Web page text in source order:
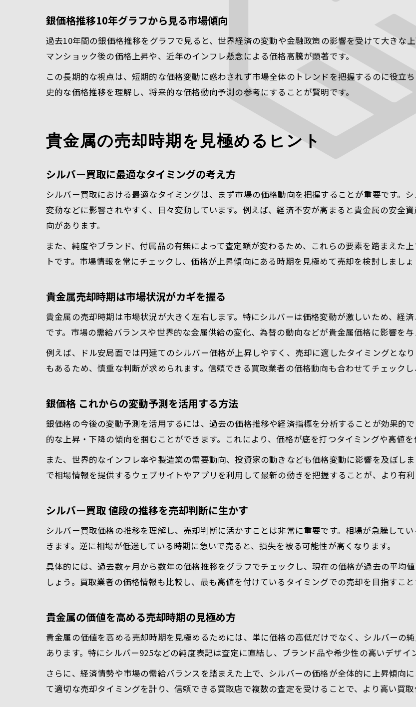
複数店舗のシルバー買取値段を比較す
相場の変動に負けない売却準備のコツ
銀価格推移10年グラフから見る市場傾向
過去10年間の銀価格推移をグラフで見ると、世界経済の変動や金融政策の影響を受けて大きな
マンショック後の価格上昇や、近年のインフレ懸念による価格高騰が顕著です。
この長期的な視点は、短期的な価格変動に惑わされず市場全体のトレンドを把握するのに役立
史的な価格推移を理解し、将来的な価格動向予測の参考にすることが賢明です。
貴金属の売却時期を見極めるヒント
シルバー買取に最適なタイミングの考え方
シルバー買取における最適なタイミングは、まず市場の価格動向を把握することが重要です。
変動などに影響されやすく、日々変動しています。例えば、経済不安が高まると貴金属の安全
向があります。
また、純度やブランド、付属品の有無によって査定額が変わるため、これらの要素を踏まえた
トです。市場情報を常にチェックし、価格が上昇傾向にある時期を見極めて売却を検討しましょ
貴金属売却時期は市場状況がカギを握る
貴金属の売却時期は市場状況が大きく左右します。特にシルバーは価格変動が激しいため、経
です。市場の需給バランスや世界的な金属供給の変化、為替の動向などが貴金属価格に影響を与
例えば、ドル安局面では円建てのシルバー価格が上昇しやすく、売却に適したタイミングとな
もあるため、慎重な判断が求められます。信頼できる買取業者の価格動向も合わせてチェックし
銀価格 これからの変動予測を活用する方法
銀価格の今後の変動予測を活用するには、過去の価格推移や経済指標を分析することが効果的
的な上昇・下降の傾向を掴むことができます。これにより、価格が底を打つタイミングや高値を
また、世界的なインフレ率や製造業の需要動向、投資家の動きなども価格変動に影響を及ぼし
で相場情報を提供するウェブサイトやアプリを利用して最新の動きを把握することが、より有利
シルバー買取 値段の推移を売却判断に生かす
シルバー買取価格の推移を理解し、売却判断に活かすことは非常に重要です。相場が急騰して
きます。逆に相場が低迷している時期に急いで売ると、損失を被る可能性が高くなります。
具体的には、過去数ヶ月から数年の価格推移をグラフでチェックし、現在の価格が過去の平均
しょう。買取業者の価格情報も比較し、最も高値を付けているタイミングでの売却を目指すこと
貴金属の価値を高める売却時期の見極め方
貴金属の価値を高める売却時期を見極めるためには、単に価格の高低だけでなく、シルバーの
あります。特にシルバー925などの純度表記は査定に直結し、ブランド品や希少性の高いデザイ
さらに、経済情勢や市場の需給バランスを踏まえた上で、シルバーの価格が全体的に上昇傾向
て適切な売却タイミングを計り、信頼できる買取店で複数の査定を受けることで、より高い買取